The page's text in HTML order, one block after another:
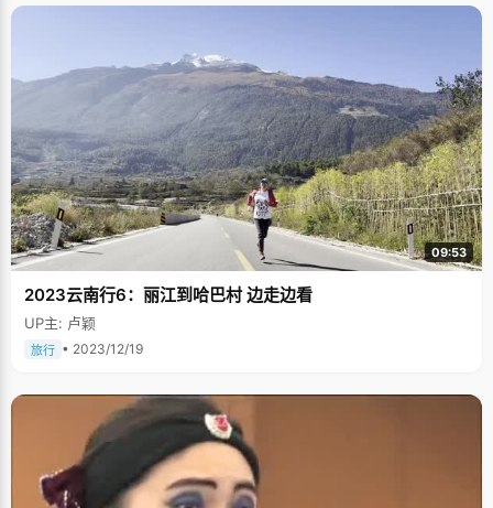
09:53
2023云南行6：丽江到哈巴村 边走边看
UP主: 卢颖
旅行 • 2023/12/19